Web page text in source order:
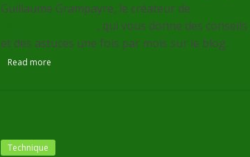
Guillaume Grampayre, le créateur de
, qui vous donne des conseils
et des astuces une fois par mois sur le blog.
Read more
Technique